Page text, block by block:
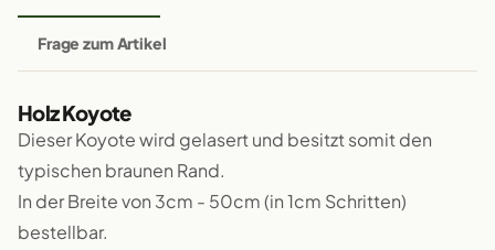
Frage zum Artikel
Holz Koyote
Dieser Koyote wird gelasert und besitzt somit den
typischen braunen Rand.
In der Breite von 3cm - 50cm (in 1cm Schritten)
bestellbar.